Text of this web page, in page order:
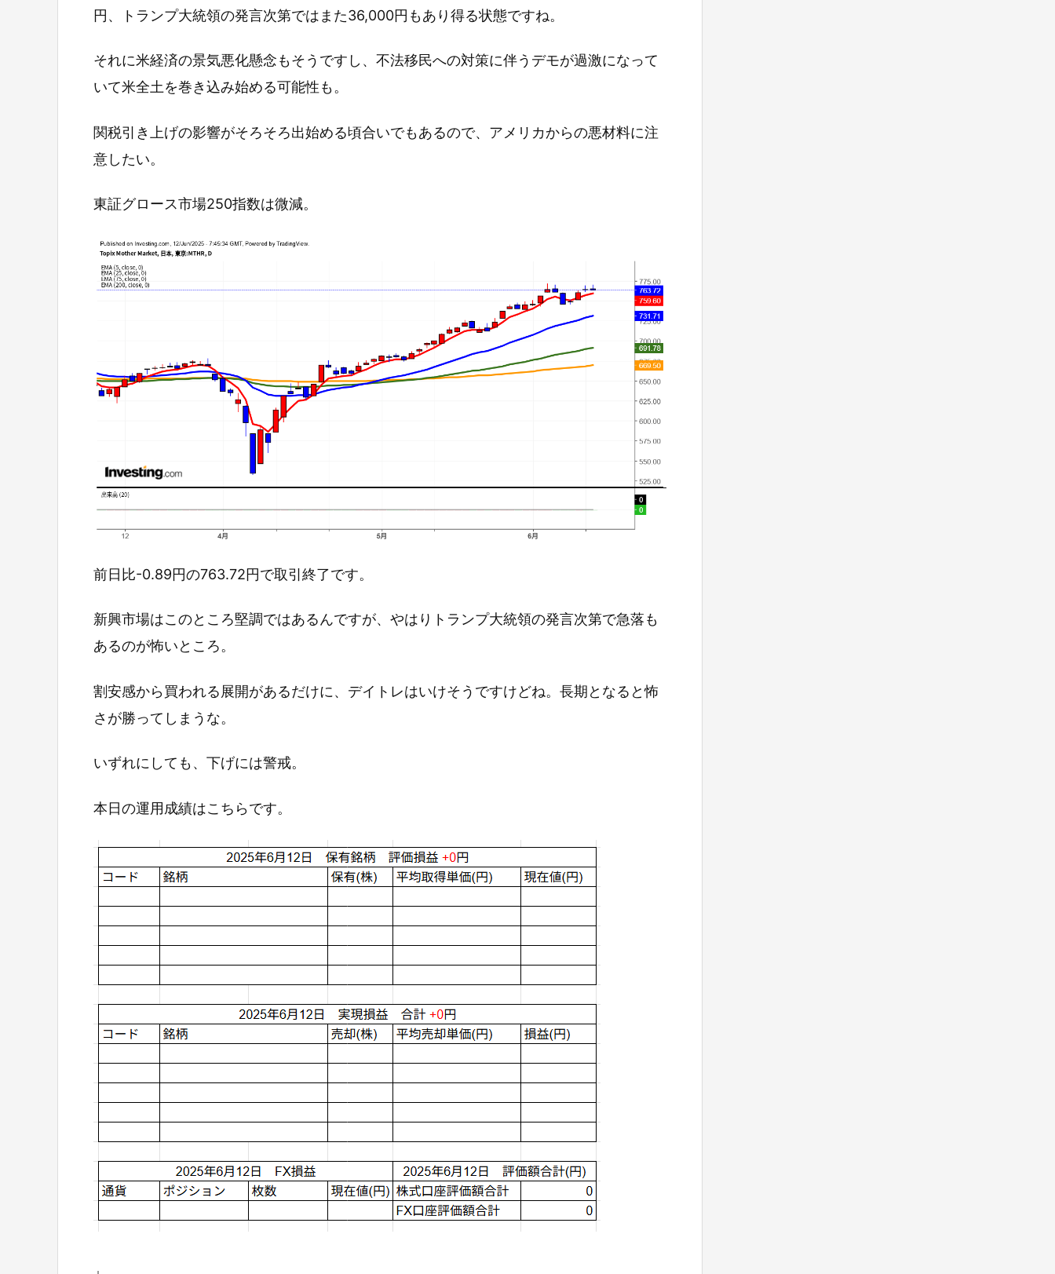
円、トランプ大統領の発言次第ではまた36,000円もあり得る状態ですね。
それに米経済の景気悪化懸念もそうですし、不法移民への対策に伴うデモが過激になって
いて米全土を巻き込み始める可能性も。
関税引き上げの影響がそろそろ出始める頃合いでもあるので、アメリカからの悪材料に注
意したい。
東証グロース市場250指数は微減。
前日比-0.89円の763.72円で取引終了です。
新興市場はこのところ堅調ではあるんですが、やはりトランプ大統領の発言次第で急落も
あるのが怖いところ。
割安感から買われる展開があるだけに、デイトレはいけそうですけどね。長期となると怖
さが勝ってしまうな。
いずれにしても、下げには警戒。
本日の運用成績はこちらです。